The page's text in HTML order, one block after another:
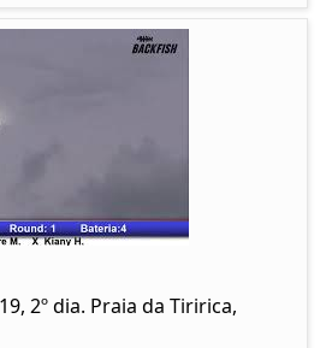
2º dia. Praia da Tiririca,